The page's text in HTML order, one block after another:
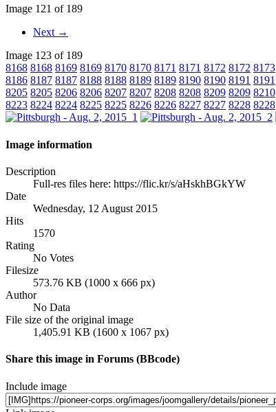
Image 121 of 189
Next →
Image 123 of 189
8168 8168 8169 8169 8170 8170 8171 8171 8172 8172 8173
8186 8187 8187 8188 8188 8189 8189 8190 8190 8191 8191
8205 8205 8206 8206 8207 8207 8208 8208 8209 8209 8210
8223 8224 8224 8225 8225 8226 8226 8227 8227 8228 8228
Image information
Description
Full-res files here: https://flic.kr/s/aHskhBGkYW
Date
Wednesday, 12 August 2015
Hits
1570
Rating
No Votes
Filesize
573.76 KB (1000 x 666 px)
Author
No Data
File size of the original image
1,405.91 KB (1600 x 1067 px)
Share this image in Forums (BBcode)
Include image